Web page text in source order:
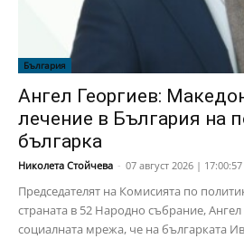
България
Ангел Георгиев:
лечение в България на
българка
Николета Стойчева - 07 август 2026 | 17:00:57
Председателят на Комисията по
страната в 52 Народно събрание,
социалната мрежа, че на българката